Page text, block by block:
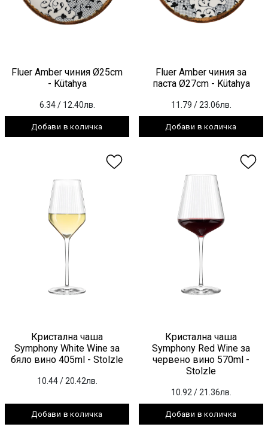
Fluer Amber чиния Ø25cm
- Kütahya
6.34 / 12.40лв.
Добави в количка
Fluer Amber чиния за
паста Ø27cm - Kütahya
11.79 / 23.06лв.
Добави в количка
Кристална чаша
Symphony White Wine за
бяло вино 405ml - Stolzle
10.44 / 20.42лв.
Добави в количка
Кристална чаша
Symphony Red Wine за
червено вино 570ml -
Stolzle
10.92 / 21.36лв.
Добави в количка